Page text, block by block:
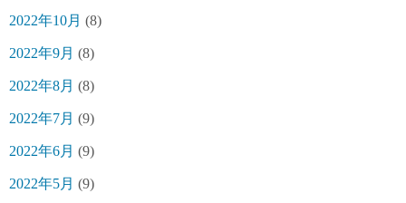
2022年10月 (8)
2022年9月 (8)
2022年8月 (8)
2022年7月 (9)
2022年6月 (9)
2022年5月 (9)